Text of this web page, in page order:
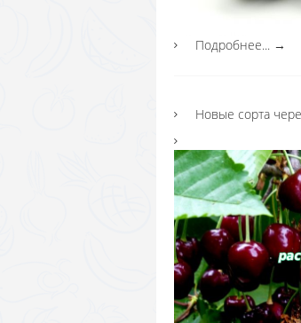
Подробнее... →
Новые сорта